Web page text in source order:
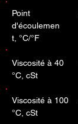
Point
d'écoulemen
t, °C/°F
Viscosité à 40
°C, cSt
Viscosité à 100
°C, cSt